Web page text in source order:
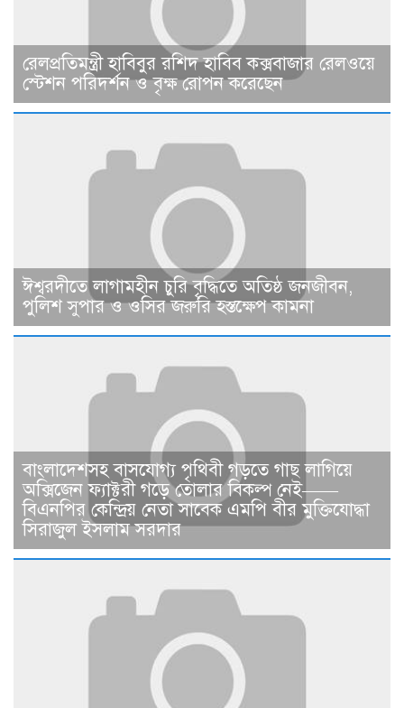
রেলপ্রতিমন্ত্রী হাবিবুর রশিদ হাবিব কক্সবাজার রেলওয়ে
স্টেশন পরিদর্শন ও বৃক্ষ রোপন করেছেন
ঈশ্বরদীতে লাগামহীন চুরি বৃদ্ধিতে অতিষ্ঠ জনজীবন,
পুলিশ সুপার ও ওসির জরুরি হস্তক্ষেপ কামনা ​
বাংলাদেশসহ বাসযোগ্য পৃথিবী গড়তে গাছ লাগিয়ে
অক্সিজেন ফ্যাক্টরী গড়ে তোলার বিকল্প নেই——
বিএনপির কেন্দ্রিয় নেতা সাবেক এমপি বীর মুক্তিযোদ্ধা
সিরাজুল ইসলাম সরদার